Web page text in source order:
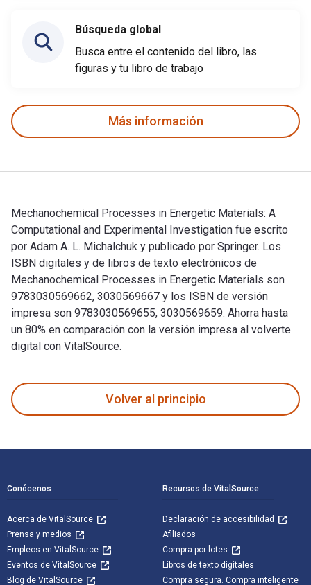
Búsqueda global
Busca entre el contenido del libro, las
figuras y tu libro de trabajo
Más información
Mechanochemical Processes in Energetic Materials: A
Computational and Experimental Investigation fue escrito
por Adam A. L. Michalchuk y publicado por Springer. Los
ISBN digitales y de libros de texto electrónicos de
Mechanochemical Processes in Energetic Materials son
9783030569662, 3030569667 y los ISBN de versión
impresa son 9783030569655, 3030569659. Ahorra hasta
un 80% en comparación con la versión impresa al volverte
digital con VitalSource.
Volver al principio
Conócenos
Acerca de VitalSource
Prensa y medios
Empleos en VitalSource
Eventos de VitalSource
Blog de VitalSource
Recursos de VitalSource
Declaración de accesibilidad
Afiliados
Compra por lotes
Libros de texto digitales
Compra segura. Compra inteligente